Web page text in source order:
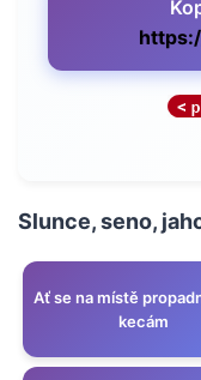
Slunce, seno,
Ať se na místě
kecám